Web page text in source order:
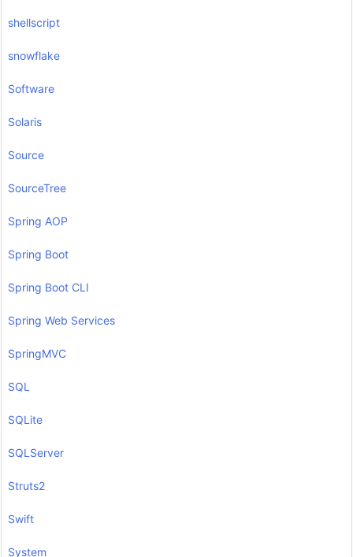
shellscript
snowflake
Software
Solaris
Source
SourceTree
Spring AOP
Spring Boot
Spring Boot CLI
Spring Web Services
SpringMVC
SQL
SQLite
SQLServer
Struts2
Swift
System